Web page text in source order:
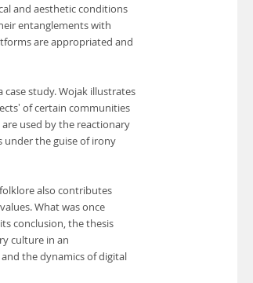
beschrieb, trägt auch
Normen und Gesetze.
die Demokratie
der
sowie die
and aesthetic conditions
entanglements with
are appropriated and
case study. Wojak illustrates
of certain communities
used by the reactionary
under the guise of irony
also contributes
What was once
conclusion, the thesis
culture in an
the dynamics of digital